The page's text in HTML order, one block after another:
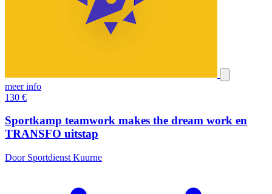
meer info
130 €
Sportkamp teamwork makes the dream work en
TRANSFO uitstap
Door Sportdienst Kuurne